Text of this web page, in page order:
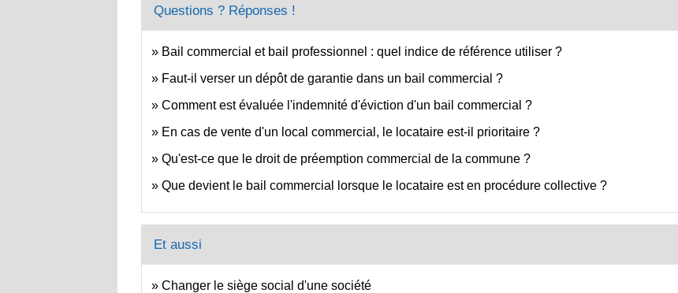
Questions ? Réponses !
Bail commercial et bail professionnel : quel indice de référence utiliser ?
Faut-il verser un dépôt de garantie dans un bail commercial ?
Comment est évaluée l'indemnité d'éviction d'un bail commercial ?
En cas de vente d'un local commercial, le locataire est-il prioritaire ?
Qu'est-ce que le droit de préemption commercial de la commune ?
Que devient le bail commercial lorsque le locataire est en procédure collective ?
Et aussi
Changer le siège social d'une société